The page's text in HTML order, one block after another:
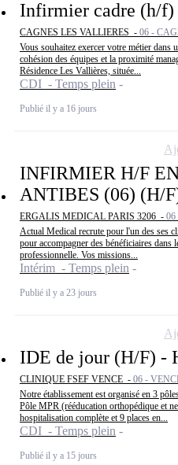
Infirmier cadre (h/f)
CAGNES LES VALLIERES - 06 -
Vous souhaitez exercer votre métier dans
cohésion des équipes et la proximité
Résidence Les Vallières, située...
CDI - Temps plein
Publié il y a 16 jours
INFIRMIER H/F
ANTIBES (06) (H/
ERGALIS MEDICAL PARIS 3206 - 06
Actual Medical recrute pour l'un des ses
pour accompagner des bénéficiaires
professionnelle. Vos missions...
Intérim - Temps plein
Publié il y a 23 jours
IDE de jour (H/F) -
CLINIQUE FSEF VENCE - 06 -
Notre établissement est organisé en 3
Pôle MPR (rééducation orthopédique et
hospitalisation complète et 9 places en...
CDI - Temps plein
Publié il y a 15 jours